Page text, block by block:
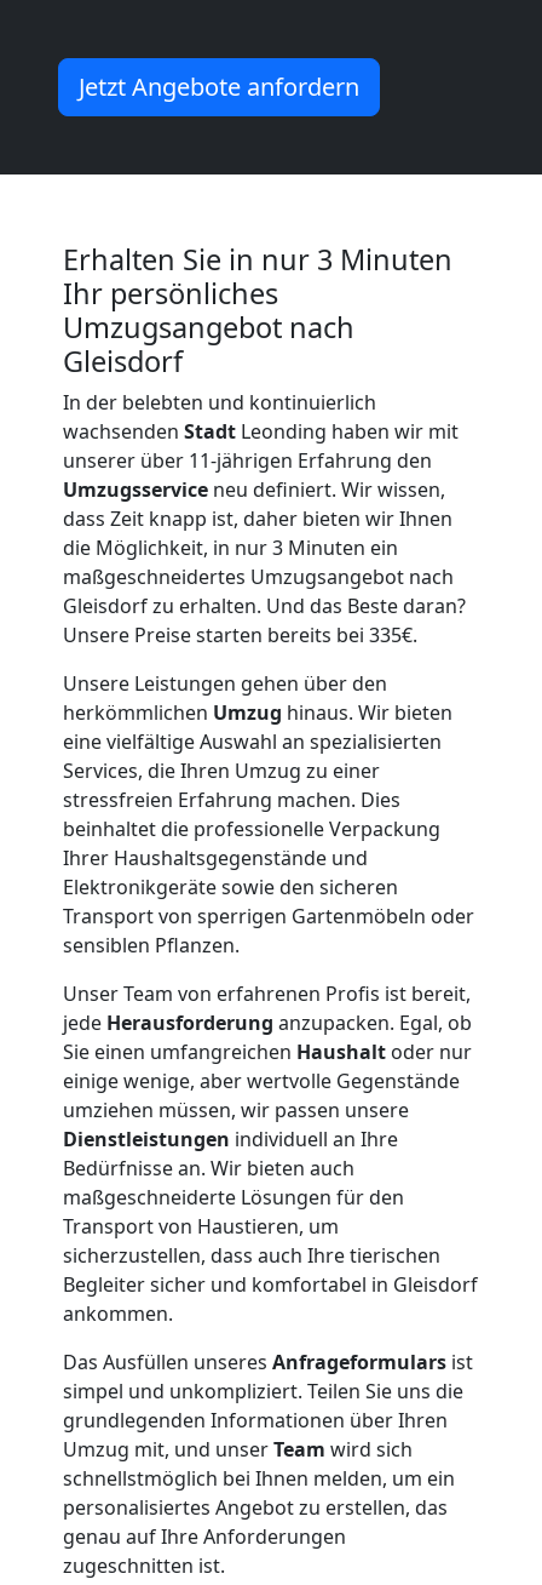
Jetzt Angebote anfordern
Erhalten Sie in nur 3 Minuten
Ihr persönliches
Umzugsangebot nach
Gleisdorf
In der belebten und kontinuierlich
wachsenden Stadt Leonding haben wir mit
unserer über 11-jährigen Erfahrung den
Umzugsservice neu definiert. Wir wissen,
dass Zeit knapp ist, daher bieten wir Ihnen
die Möglichkeit, in nur 3 Minuten ein
maßgeschneidertes Umzugsangebot nach
Gleisdorf zu erhalten. Und das Beste daran?
Unsere Preise starten bereits bei 335€.
Unsere Leistungen gehen über den
herkömmlichen Umzug hinaus. Wir bieten
eine vielfältige Auswahl an spezialisierten
Services, die Ihren Umzug zu einer
stressfreien Erfahrung machen. Dies
beinhaltet die professionelle Verpackung
Ihrer Haushaltsgegenstände und
Elektronikgeräte sowie den sicheren
Transport von sperrigen Gartenmöbeln oder
sensiblen Pflanzen.
Unser Team von erfahrenen Profis ist bereit,
jede Herausforderung anzupacken. Egal, ob
Sie einen umfangreichen Haushalt oder nur
einige wenige, aber wertvolle Gegenstände
umziehen müssen, wir passen unsere
Dienstleistungen individuell an Ihre
Bedürfnisse an. Wir bieten auch
maßgeschneiderte Lösungen für den
Transport von Haustieren, um
sicherzustellen, dass auch Ihre tierischen
Begleiter sicher und komfortabel in Gleisdorf
ankommen.
Das Ausfüllen unseres Anfrageformulars ist
simpel und unkompliziert. Teilen Sie uns die
grundlegenden Informationen über Ihren
Umzug mit, und unserTeam wird sich
schnellstmöglich bei Ihnen melden, um ein
personalisiertes Angebot zu erstellen, das
genau auf Ihre Anforderungen
zugeschnitten ist.
Service-
Umzug
Qualitäts-
Umzüge
Leonding
Vereinsumzug
Leonding
Anfrage
Möbeltransport
National
Möbeltransport
International
Beiladung
National
Beiladung
International
Internationaler
Umzug
Nationaler
Umzug